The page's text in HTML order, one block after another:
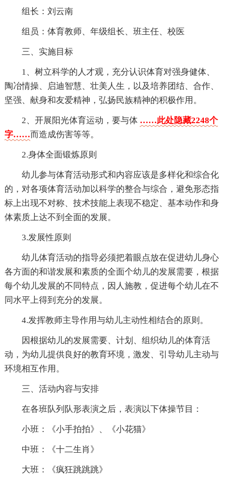
组长：刘云南
组员：体育教师、年级组长、班主任、校医
三、实施目标
1、树立科学的人才观，充分认识体育对强身健体、
陶冶情操、启迪智慧、壮美人生，以及培养团结、合作、
坚强、献身和友爱精神，弘扬民族精神的积极作用。
2、开展阳光体育运动，要与体 ……此处隐藏2248个
字……而造成伤害等等。
2.身体全面锻炼原则
幼儿参与体育活动形式和内容应该是多样化和综合化
的，对各项体育活动加以科学的整合与综合，避免形态指
标上出现不对称、技术技能上表现不稳定、基本动作和身
体素质上达不到全面的发展。
3.发展性原则
幼儿体育活动的指导必须把着眼点放在促进幼儿身心
各方面的和谐发展和素质的全面个幼儿的发展需要，根据
每个幼儿发展的不同特点，因人施教，促进每个幼儿在不
同水平上得到充分的发展。
4.发挥教师主导作用与幼儿主动性相结合的原则。
因根据幼儿的发展需要、计划、组织幼儿的体育活
动，为幼儿提供良好的教育环境，激发、引导幼儿主动与
环境相互作用。
三、活动内容与安排
在各班队列队形表演之后，表演以下体操节目：
小班：《小手拍拍》、《小花猫》
中班：《十二生肖》
大班：《疯狂跳跳跳》